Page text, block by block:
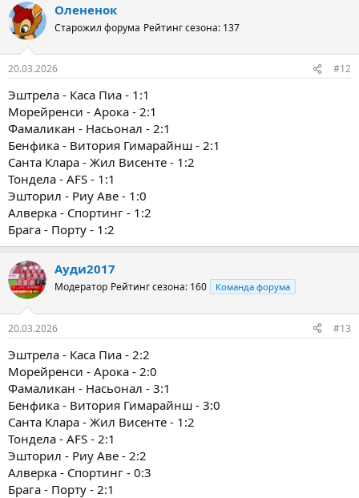
Олененок
Старожил форума Рейтинг сезона: 137
20.03.2026 #12
Эштрела - Каса Пиа - 1:1
Морейренси - Арока - 2:1
Фамаликан - Насьонал - 2:1
Бенфика - Витория Гимарайнш - 2:1
Санта Клара - Жил Висенте - 1:2
Тондела - AFS - 1:1
Эшторил - Риу Аве - 1:0
Алверка - Спортинг - 1:2
Брага - Порту - 1:2
Ауди2017
Модератор Рейтинг сезона: 160 Команда форума
20.03.2026 #13
Эштрела - Каса Пиа - 2:2
Морейренси - Арока - 2:0
Фамаликан - Насьонал - 3:1
Бенфика - Витория Гимарайнш - 3:0
Санта Клара - Жил Висенте - 1:2
Тондела - AFS - 2:1
Эшторил - Риу Аве - 2:2
Алверка - Спортинг - 0:3
Брага - Порту - 2:1